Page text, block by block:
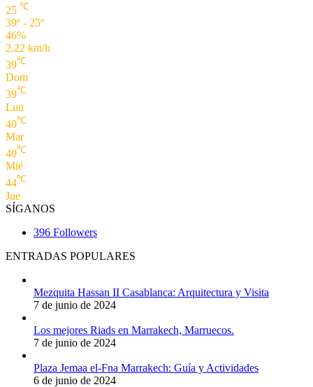
25 ℃
39º - 25º
46%
2.22 km/h
39℃
Dom
39℃
Lun
40℃
Mar
40℃
Mié
44℃
Jue
SÍGANOS
396 Followers
ENTRADAS POPULARES
Mezquita Hassan II Casablanca: Arquitectura y Visita
7 de junio de 2024
Los mejores Riads en Marrakech, Marruecos.
7 de junio de 2024
Plaza Jemaa el-Fna Marrakech: Guía y Actividades
6 de junio de 2024